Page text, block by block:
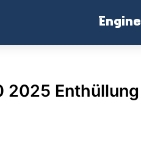
Engine
2025 Enthüllung